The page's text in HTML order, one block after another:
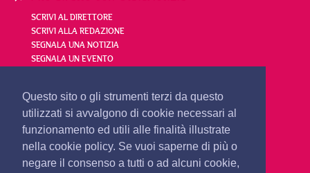
Questo sito o gli strumenti terzi da questo
utilizzati si avvalgono di cookie necessari al
funzionamento ed utili alle finalità illustrate
nella cookie policy. Se vuoi saperne di più o
negare il consenso a tutti o ad alcuni cookie,
SCRIVI AL DIRETTORE
SCRIVI ALLA REDAZIONE
SEGNALA UNA NOTIZIA
SEGNALA UN EVENTO
redazione@olbianotizie.it